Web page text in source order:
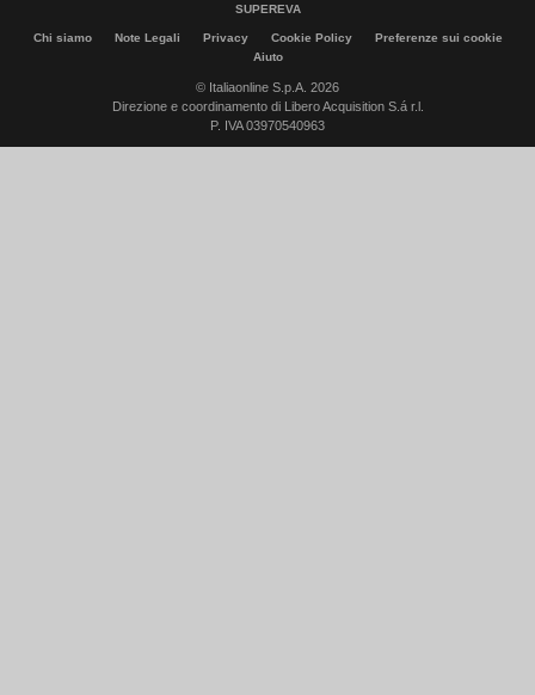
SUPEREVA
Chi siamo Note Legali Privacy Cookie Policy
Preferenze sui cookie
Aiuto
© Italiaonline S.p.A. 2026
Direzione e coordinamento di Libero Acquisition S.á r.l.
P. IVA 03970540963